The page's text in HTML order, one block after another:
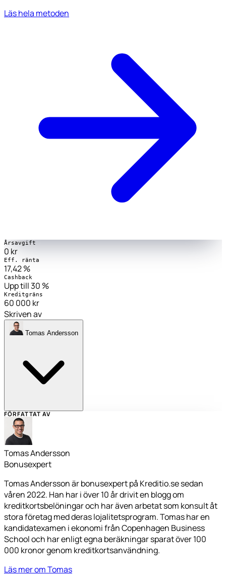
Läs hela metoden
Årsavgift
0 kr
Eff. ränta
17,42 %
Cashback
Upp till 30 %
Kreditgräns
60 000 kr
Skriven av
Tomas Andersson
FÖRFATTAT AV
Tomas Andersson
Bonusexpert
Tomas Andersson är bonusexpert på Kreditio.se sedan
våren 2022. Han har i över 10 år drivit en blogg om
kreditkortsbelöningar och har även arbetat som konsult åt
stora företag med deras lojalitetsprogram. Tomas har en
kandidatexamen i ekonomi från Copenhagen Business
School och har enligt egna beräkningar sparat över 100
000 kronor genom kreditkortsanvändning.
Läs mer om Tomas